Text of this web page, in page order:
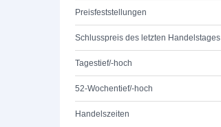
Preisfeststellungen
Schlusspreis des letzten Handelstages
Tagestief/-hoch
52-Wochentief/-hoch
Handelszeiten